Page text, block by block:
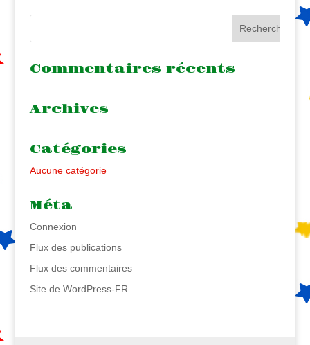
Commentaires récents
Archives
Catégories
Aucune catégorie
Méta
Connexion
Flux des publications
Flux des commentaires
Site de WordPress-FR